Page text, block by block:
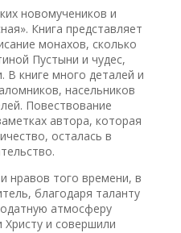
новомучеников и
Книга представляет
монахов, сколько
Пустыни и чудес,
В книге много деталей и
насельников
Повествование
автора, которая
осталась в
нравов того времени, в
благодаря таланту
атмосферу
Христу и совершили